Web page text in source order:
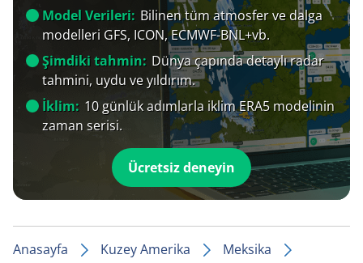
Model Verileri: Bilinen tüm atmosfer ve dalga
modelleri GFS, ICON, ECMWF-BNL+vb.
Şimdiki tahmin: Dünya çapında detaylı radar
tahmini, uydu ve yıldırım.
İklim: 10 günlük adımlarla iklim ERA5 modelinin
zaman serisi.
Ücretsiz deneyin
Anasayfa Kuzey Amerika
Meksika